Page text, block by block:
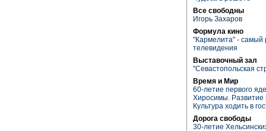
Все свободны
Игорь Захаров
Формула кино
"Кармелита" - самый
телевидения
Выставочный зал
"Севастопольская
Время и Мир
60-летие первого
Хиросимы. Развитие
Культура ходить в
Дорога свободы
30-летие